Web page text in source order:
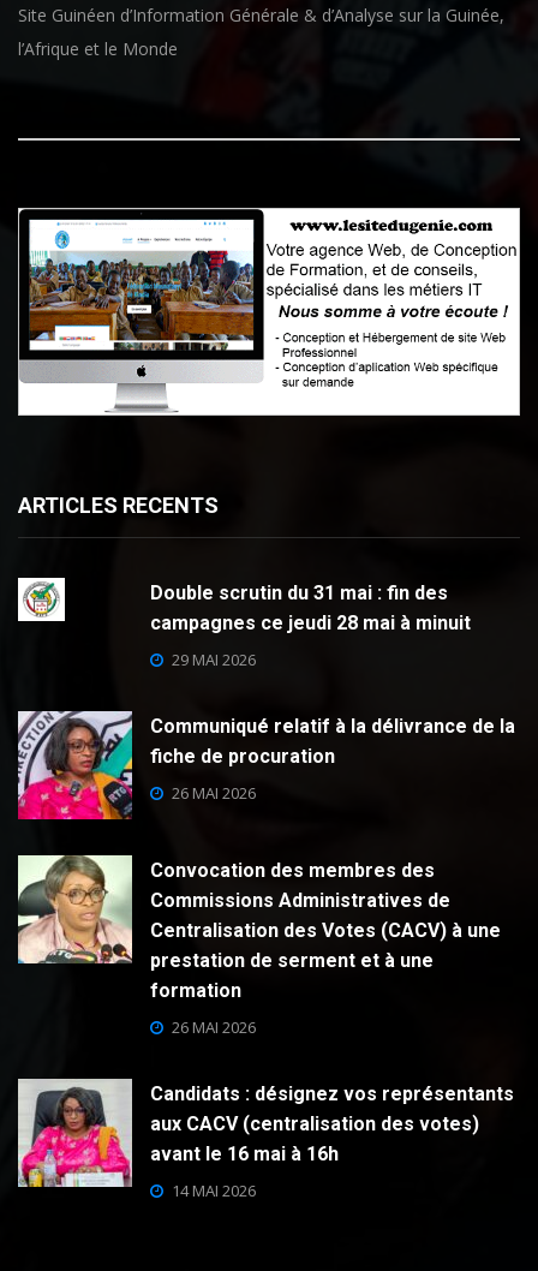
Site Guinéen d’Information Générale & d’Analyse sur la Guinée,
l’Afrique et le Monde
ARTICLES RECENTS
Double scrutin du 31 mai : fin des
campagnes ce jeudi 28 mai à minuit
29 MAI 2026
Communiqué relatif à la délivrance de la
fiche de procuration
26 MAI 2026
Convocation des membres des
Commissions Administratives de
Centralisation des Votes (CACV) à une
prestation de serment et à une
formation
26 MAI 2026
Candidats : désignez vos représentants
aux CACV (centralisation des votes)
avant le 16 mai à 16h
14 MAI 2026